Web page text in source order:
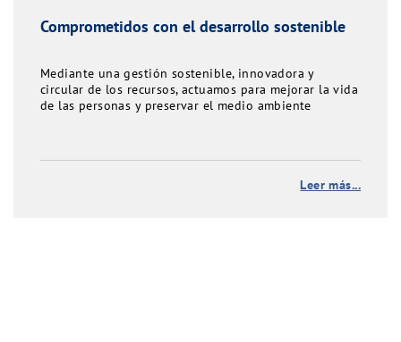
Comprometidos con el desarrollo sostenible
Mediante una gestión sostenible, innovadora y
circular de los recursos, actuamos para mejorar la vida
de las personas y preservar el medio ambiente
Leer más...